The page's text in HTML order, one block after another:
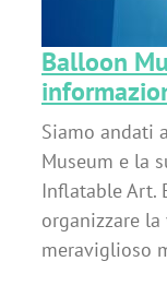
Balloon
Siamo andati
Museum e la
Inflatable Art.
organizzare
meraviglioso